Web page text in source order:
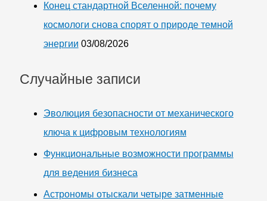
Конец стандартной Вселенной: почему
космологи снова спорят о природе темной
энергии 03/08/2026
Случайные записи
Эволюция безопасности от механического
ключа к цифровым технологиям
Функциональные возможности программы
для ведения бизнеса
Астрономы отыскали четыре затменные